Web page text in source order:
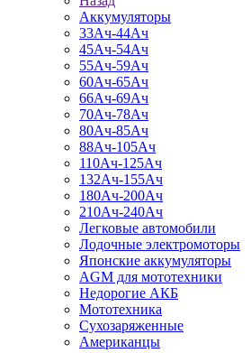
Аккумуляторы
33Ач-44Ач
45Ач-54Ач
55Ач-59Ач
60Ач-65Ач
66Ач-69Ач
70Ач-78Ач
80Ач-85Ач
88Ач-105Ач
110Ач-125Ач
132Ач-155Ач
180Ач-200Ач
210Ач-240Ач
Легковые автомобили
Лодочные электромоторы
Японские аккумуляторы
AGM для мототехники
Недорогие АКБ
Мототехника
Сухозаряженные
Американцы